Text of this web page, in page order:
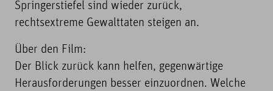
Springerstiefel sind wieder zurück,
rechtsextreme Gewalttaten steigen an.
Über den Film:
Der Blick zurück kann helfen, gegenwärtige
Herausforderungen besser einzuordnen. Welche